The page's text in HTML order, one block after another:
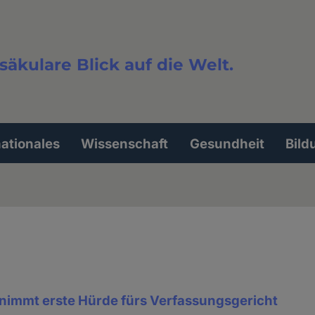
Blick auf die Welt.
Wissenschaft Gesundheit
erste Hürde fürs Verfassungsgericht